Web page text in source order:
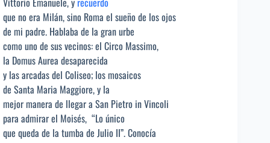
que no era Milán, sino Roma el sueño de los ojos
de mi padre. Hablaba de la gran urbe
como uno de sus vecinos: el Circo Massimo,
la Domus Aurea desaparecida
y las arcadas del Coliseo; los mosaicos
de Santa Maria Maggiore, y la
mejor manera de llegar a San Pietro in Vincoli
para admirar el Moisés, “Lo único
que queda de la tumba de Julio II”. Conocía